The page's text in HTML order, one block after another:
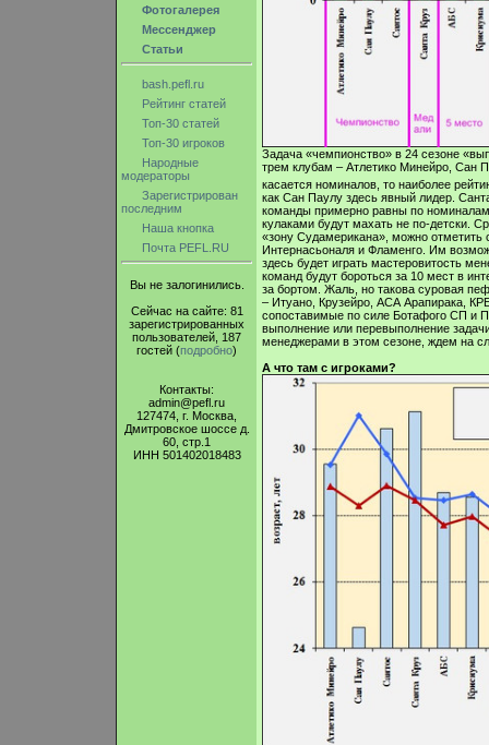
Фотогалерея
Мессенджер
Статьи
bash.pefl.ru
Рейтинг статей
Топ-30 статей
Топ-30 игроков
Народные
модераторы
Зарегистрирован
последним
Наша кнопка
Почта PEFL.RU
Вы не залогинились.
Сейчас на сайте: 81
зарегистрированных
пользователей, 187
гостей (подробно)
Контакты:
admin@pefl.ru
127474, г. Москва,
Дмитровское шоссе д.
60, стр.1
ИНН 501402018483
Задача «чемпионство» в 24 сезоне
трем клубам – Атлетико Минейро, Сан
касается номиналов, то наиболее
как Сан Паулу здесь явный лидер.
команды примерно равны по
кулаками будут махать не по-детски.
«зону Судамерикана», можно отметить
Интернасьоналя и Фламенго. Им
здесь будет играть мастеровитость
команд будут бороться за 10 мест в
за бортом. Жаль, но такова суровая
– Итуано, Крузейро, АСА Арапирака,
сопоставимые по силе Ботафого СП и
выполнение или перевыполнение
менеджерами в этом сезоне, ждем на
А что там с игроками?